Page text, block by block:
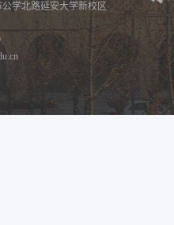
学北路延安大学新校区